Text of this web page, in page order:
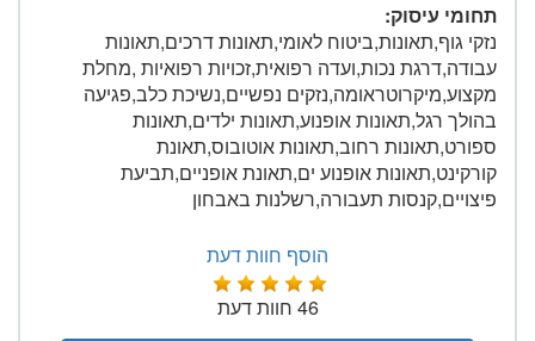
תחומי עיסוק:
נזקי גוף,תאונות,ביטוח לאומי,תאונות דרכים,תאונות
עבודה,דרגת נכות,ועדה רפואית,זכויות רפואיות ,מחלת
מקצוע,מיקרוטראומה,נזקים נפשיים,נשיכת כלב,פגיעה
בהולך רגל,תאונות אופנוע,תאונות ילדים,תאונות
ספורט,תאונות רחוב,תאונות אוטובוס,תאונת
קורקינט,תאונות אופנוע ים,תאונת אופניים,תביעת
פיצויים,קנסות תעבורה,רשלנות באבחון
הוסף חוות דעת
46 חוות דעת